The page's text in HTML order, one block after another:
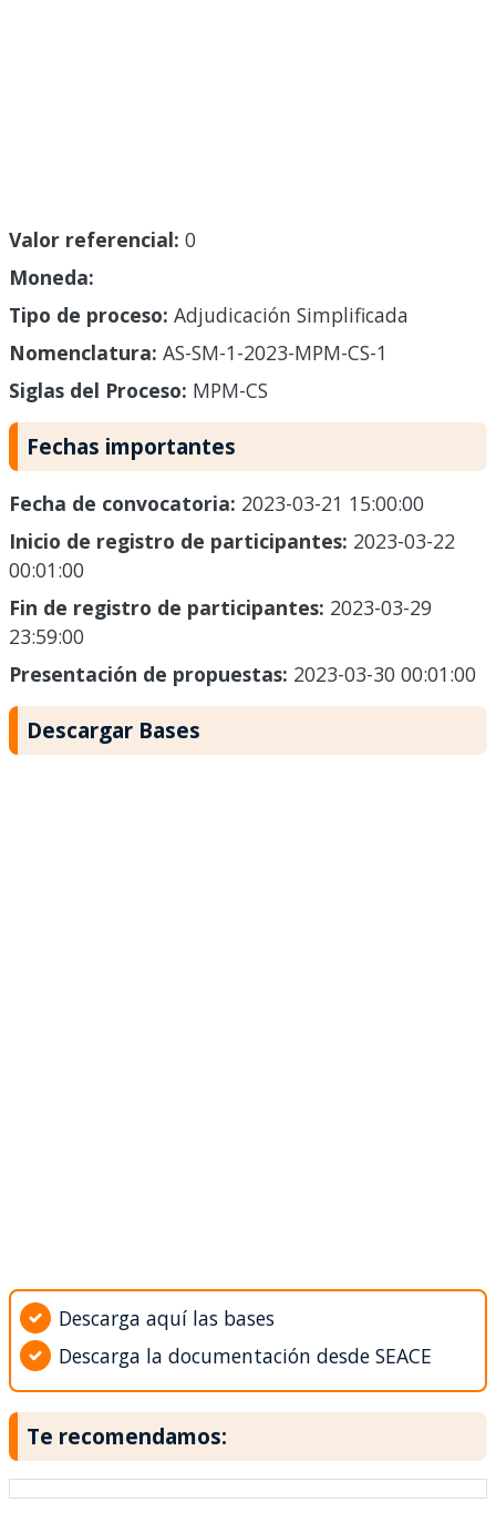
Valor referencial: 0
Moneda:
Tipo de proceso: Adjudicación Simplificada
Nomenclatura: AS-SM-1-2023-MPM-CS-1
Siglas del Proceso: MPM-CS
Fechas importantes
Fecha de convocatoria: 2023-03-21 15:00:00
Inicio de registro de participantes: 2023-03-22
00:01:00
Fin de registro de participantes: 2023-03-29
23:59:00
Presentación de propuestas: 2023-03-30 00:01:00
Descargar Bases
Descarga aquí las bases
Descarga la documentación desde SEACE
Te recomendamos: